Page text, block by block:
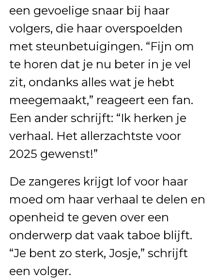
een gevoelige snaar bij haar
volgers, die haar overspoelden
met steunbetuigingen. “Fijn om
te horen dat je nu beter in je vel
zit, ondanks alles wat je hebt
meegemaakt,” reageert een fan.
Een ander schrijft: “Ik herken je
verhaal. Het allerzachtste voor
2025 gewenst!”
De zangeres krijgt lof voor haar
moed om haar verhaal te delen en
openheid te geven over een
onderwerp dat vaak taboe blijft.
“Je bent zo sterk, Josje,” schrijft
een volger.